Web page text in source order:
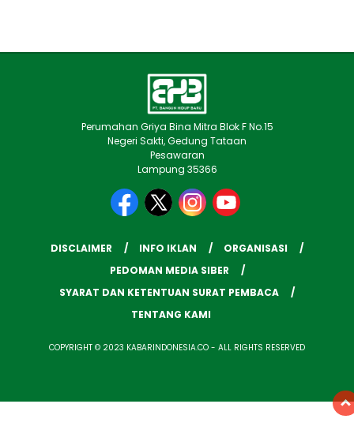
Perumahan Griya Bina Mitra Blok F No.15
Negeri Sakti, Gedung Tataan
Pesawaran
Lampung 35366
DISCLAIMER INFO IKLAN
ORGANISASI
PEDOMAN MEDIA SIBER
SYARAT DAN KETENTUAN SURAT PEMBACA
TENTANG KAMI
COPYRIGHT © 2023 KABARINDONESIA.CO - ALL RIGHTS RESERVED